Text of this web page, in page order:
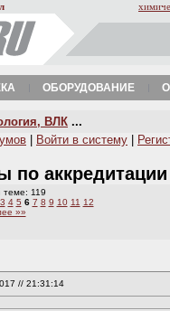
ОБОРУДОВАНИЕ
ВЛК ...
Войти в систему
по аккредитации
теме: 119
3 4 5 6 7 8 9 10 11 12
»»
// 21:31:14